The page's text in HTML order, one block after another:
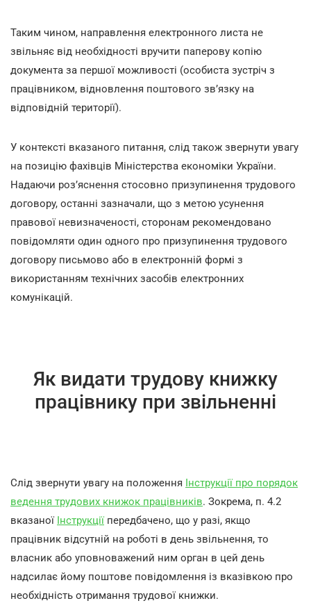
Таким чином, направлення електронного листа не
звільняє від необхідності вручити паперову копію
документа за першої можливості (особиста зустріч з
працівником, відновлення поштового зв’язку на
відповідній території).
У контексті вказаного питання, слід також звернути увагу
на позицію фахівців Міністерства економіки України.
Надаючи роз’яснення стосовно призупинення трудового
договору, останні зазначали, що з метою усунення
правової невизначеності, сторонам рекомендовано
повідомляти один одного про призупинення трудового
договору письмово або в електронній формі з
використанням технічних засобів електронних
комунікацій.
Як видати трудову книжку
працівнику при звільненні
Слід звернути увагу на положення Інструкції про порядок
ведення трудових книжок працівників. Зокрема, п. 4.2
вказаної Інструкції передбачено, що у разі, якщо
працівник відсутній на роботі в день звільнення, то
власник або уповноважений ним орган в цей день
надсилає йому поштове повідомлення із вказівкою про
необхідність отримання трудової книжки.